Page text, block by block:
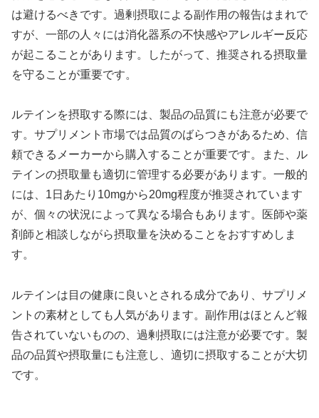
は避けるべきです。過剰摂取による副作用の報告はまれで
すが、一部の人々には消化器系の不快感やアレルギー反応
が起こることがあります。したがって、推奨される摂取量
を守ることが重要です。
ルテインを摂取する際には、製品の品質にも注意が必要で
す。サプリメント市場では品質のばらつきがあるため、信
頼できるメーカーから購入することが重要です。また、ル
テインの摂取量も適切に管理する必要があります。一般的
には、1日あたり10mgから20mg程度が推奨されています
が、個々の状況によって異なる場合もあります。医師や薬
剤師と相談しながら摂取量を決めることをおすすめしま
す。
ルテインは目の健康に良いとされる成分であり、サプリメ
ントの素材としても人気があります。副作用はほとんど報
告されていないものの、過剰摂取には注意が必要です。製
品の品質や摂取量にも注意し、適切に摂取することが大切
です。